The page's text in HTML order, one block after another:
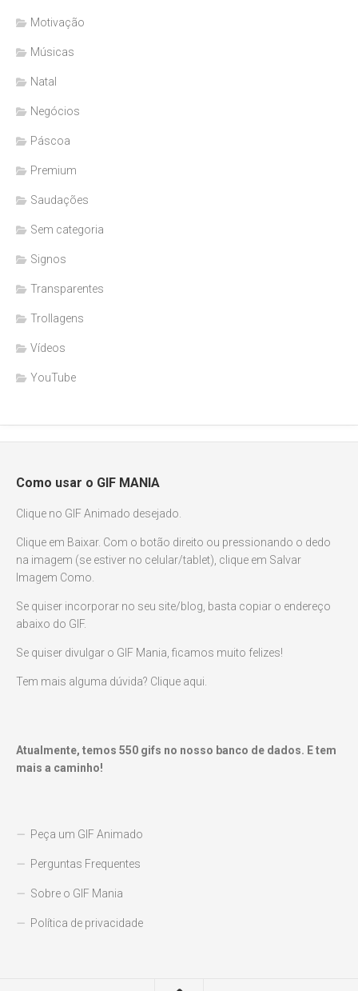
Motivação
Músicas
Natal
Negócios
Páscoa
Premium
Saudações
Sem categoria
Signos
Transparentes
Trollagens
Vídeos
YouTube
Como usar o GIF MANIA
Clique no GIF Animado desejado.
Clique em Baixar. Com o botão direito ou pressionando o dedo
na imagem (se estiver no celular/tablet), clique em Salvar
Imagem Como.
Se quiser incorporar no seu site/blog, basta copiar o endereço
abaixo do GIF.
Se quiser divulgar o GIF Mania, ficamos muito felizes!
Tem mais alguma dúvida? Clique aqui.
Atualmente, temos 550 gifs no nosso banco de dados. E tem
mais a caminho!
Peça um GIF Animado
Perguntas Frequentes
Sobre o GIF Mania
Política de privacidade